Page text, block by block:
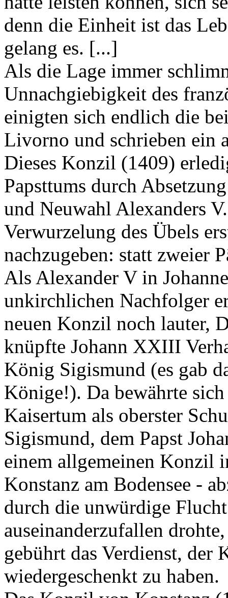
denn die Einheit ist das
gelang es. [...]
Als die Lage immer
Unnachgiebigkeit des
einigten sich endlich die
Livorno und schrieben ein
Dieses Konzil (1409)
Papsttums durch
und Neuwahl Alexanders
Verwurzelung des Übels
nachzugeben: statt zweier
Als Alexander V in
unkirchlichen Nachfolger
neuen Konzil noch lauter,
knüpfte Johann XXIII
König Sigismund (es gab
Könige!). Da bewährte
Kaisertum als oberster
Sigismund, dem Papst
einem allgemeinen Konzil
Konstanz am Bodensee -
durch die unwürdige Flucht
auseinanderzufallen
gebührt das Verdienst, der
wiedergeschenkt zu haben.